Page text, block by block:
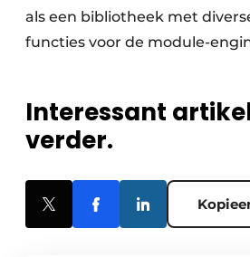
als een bibliotheek met
functies voor de module-
Interessant
verder.